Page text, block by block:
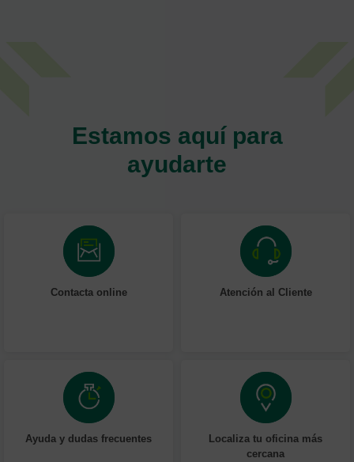
Estamos aquí para
ayudarte
Contacta online Atención al Cliente
Ayuda y dudas frecuentes
Localiza tu oficina más
cercana